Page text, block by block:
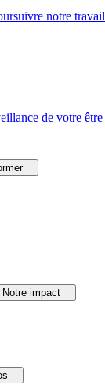
notre
de votre être
Notre impact